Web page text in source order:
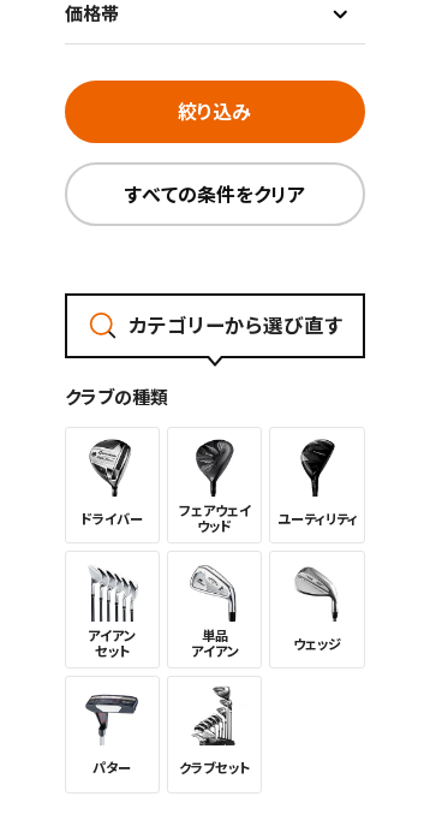
価格帯
絞り込み
すべての条件をクリア
カテゴリーから選び直す
クラブの種類
ドライバー
フェアウェイ
ウッド
ユーティリティ
アイアン
セット
単品
アイアン
ウェッジ
パター クラブセット